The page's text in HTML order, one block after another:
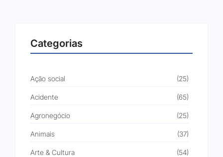
Categorias
Ação social (25)
Acidente (65)
Agronegócio (25)
Animais (37)
Arte & Cultura (54)